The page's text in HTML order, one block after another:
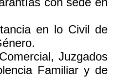
en lo Civil de
Juzgados
Familiar y de